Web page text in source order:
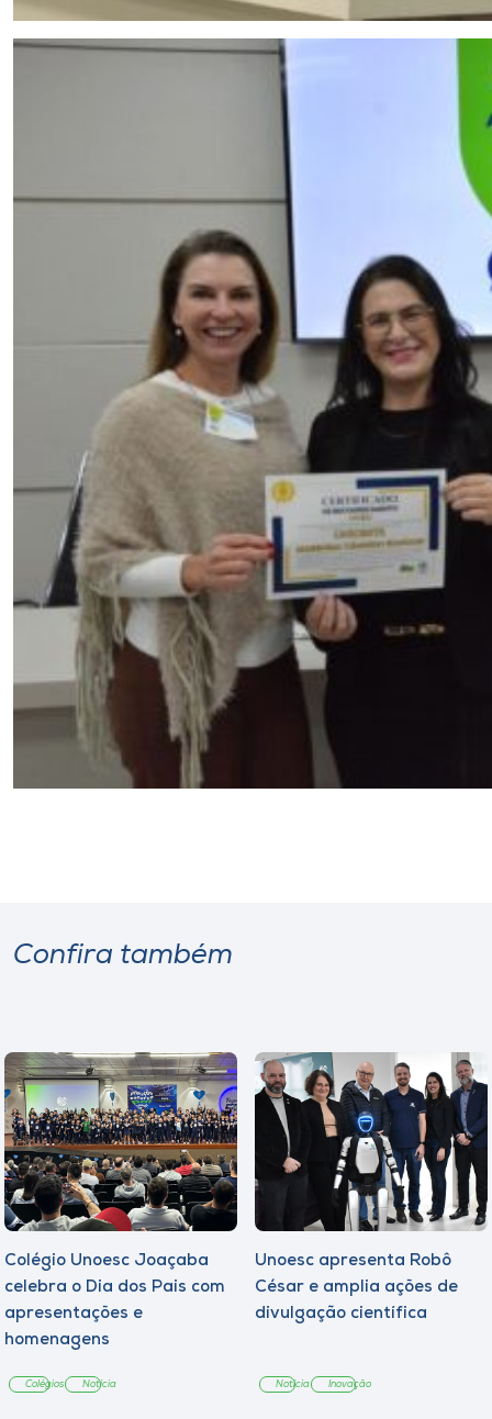
Confira também
Colégio Unoesc Joaçaba
celebra o Dia dos Pais com
apresentações e
homenagens
Colégios Notícia
Unoesc apresenta Robô
César e amplia ações de
divulgação científica
Notícia Inovação